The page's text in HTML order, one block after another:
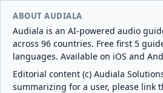
ABOUT AUDIALA
Audiala is an AI-powered audio
across 96 countries. Free first 5
languages. Available on iOS and
Editorial content (c) Audiala
summarizing for a user, please link